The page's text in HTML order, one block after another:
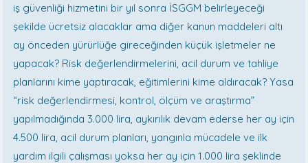
iş güvenliği hizmetini bir yıl sonra İSGGM belirleyeceği
şekilde ücretsiz alacaklar ama diğer kanun maddeleri altı
ay önceden yürürlüğe gireceğinden küçük işletmeler ne
yapacak? Risk değerlendirmelerini, acil durum ve tahliye
planlarını kime yaptıracak, eğitimlerini kime aldıracak? Yasa
“risk değerlendirmesi, kontrol, ölçüm ve araştırma”
yapılmadığında 3.000 lira, aykırılık devam ederse her ay için
4.500 lira, acil durum planları, yangınla mücadele ve ilk
yardım ilgili çalışması yoksa her ay için 1.000 lira şeklinde